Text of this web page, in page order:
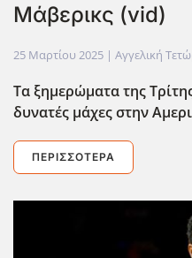
Μάβερικς (vid)
25 Μαρτίου 2025 | Αγγελική
Tα ξημερώματα της
δυνατές μάχες στην
ΠΕΡΙΣΣΌΤΕΡΑ